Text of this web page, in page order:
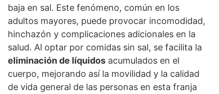
baja en sal. Este fenómeno, común en los
adultos mayores, puede provocar incomodidad,
hinchazón y complicaciones adicionales en la
salud. Al optar por comidas sin sal, se facilita la
eliminación de líquidos acumulados en el
cuerpo, mejorando así la movilidad y la calidad
de vida general de las personas en esta franja